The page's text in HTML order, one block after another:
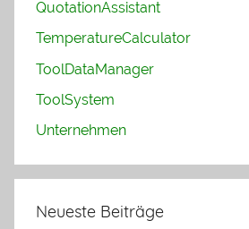
QuotationAssistant
TemperatureCalculator
ToolDataManager
ToolSystem
Unternehmen
Neueste Beiträge